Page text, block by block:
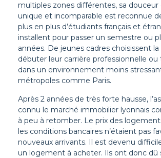
multiples zones différentes, sa douceur
unique et incomparable est reconnue
plus en plus d’étudiants français et
installent pour passer un semestre ou
années. De jeunes cadres choisissent
débuter leur carrière professionnelle ou
dans un environnement moins
métropoles comme Paris.
Après 2 années de très forte hausse,
connu le marché immobilier lyonnais
à peu à retomber. Le prix des
les conditions bancaires n’étaient pas
nouveaux arrivants. Il est devenu
un logement à acheter. Ils ont donc dû